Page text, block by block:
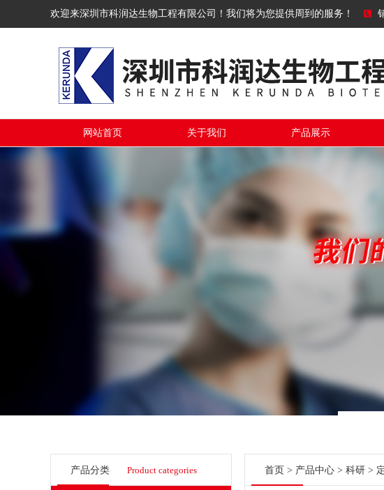
欢迎来深圳市科润达生物工程有限公司！我们将为您提供周到的服务！
网站首页 关于我们 产品展示
产品分类 Product categories 首页 > 产品中心 > 科研 >